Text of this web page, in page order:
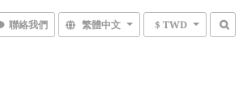
聯絡我們 繁體中文 $ TWD